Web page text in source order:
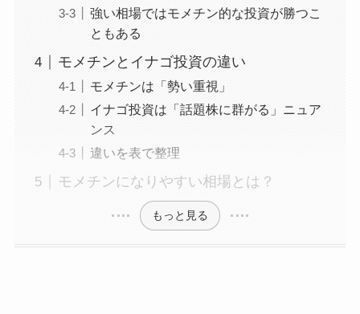
強い相場ではモメチン的な投資が勝つこ
ともある
モメチンとイナゴ投資の違い
モメチンは「勢い重視」
イナゴ投資は「話題株に群がる」ニュア
ンス
違いを表で整理
モメチンになりやすい相場とは？
もっと見る